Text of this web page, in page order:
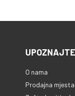
O nama
Prodajna mjesta